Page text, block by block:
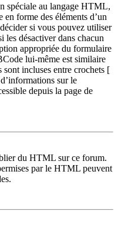
spéciale au langage HTML,
forme des éléments d’un
si vous pouvez utiliser
les désactiver dans chacun
appropriée du formulaire
lui-même est similaire
incluses entre crochets [
sur le
depuis la page de
du HTML sur ce forum.
par le HTML peuvent